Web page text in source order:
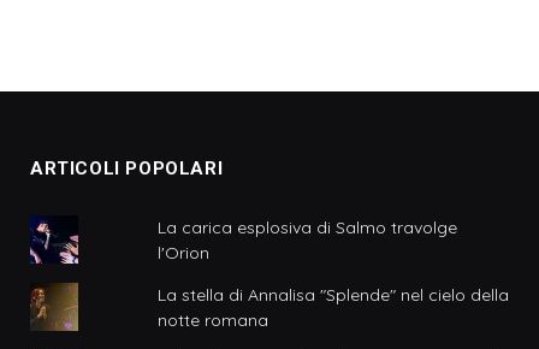
ARTICOLI POPOLARI
La carica esplosiva di Salmo travolge
l'Orion
La stella di Annalisa "Splende" nel cielo della
notte romana